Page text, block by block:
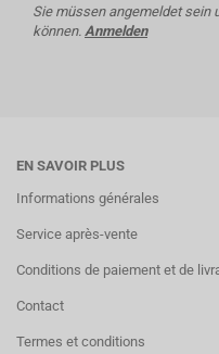
Sie müssen angemeldet sein
können. Anmelden
EN SAVOIR PLUS
Informations générales
Service après-vente
Conditions de paiement et de
Contact
Termes et conditions